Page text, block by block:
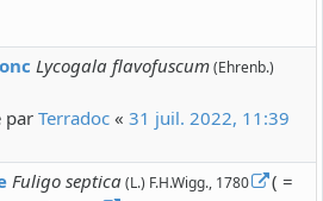
Lycogala flavofuscum(Ehrenb.)
par Terradoc « 31 juil. 2022, 11:39
Fuligo septica(L.) F.H.Wigg., 1780
( =